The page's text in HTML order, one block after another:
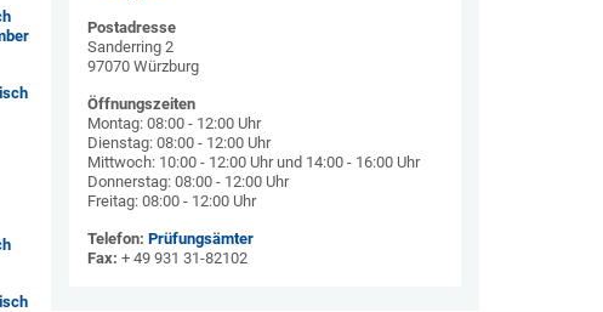
Postadresse
Sanderring 2
97070 Würzburg
Öffnungszeiten
Montag: 08:00 - 12:00 Uhr
Dienstag: 08:00 - 12:00 Uhr
Mittwoch: 10:00 - 12:00 Uhr und 14:00 - 16:00 Uhr
Donnerstag: 08:00 - 12:00 Uhr
Freitag: 08:00 - 12:00 Uhr
Telefon: Prüfungsämter
Fax: + 49 931 31-82102